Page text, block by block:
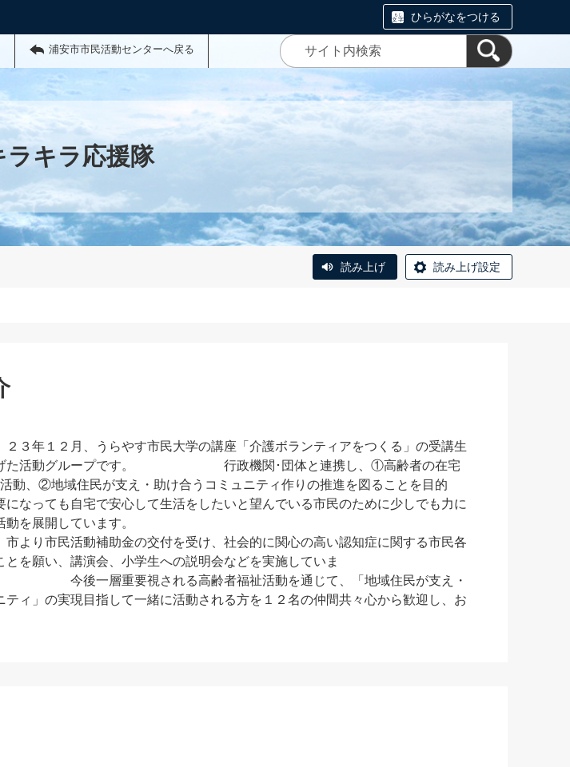
ひらがなをつける
浦安市市民活動センターへ戻る
ラキラ応援隊
読み上げ 読み上げ設定
３年１２月、うらやす市民大学の講座「介護ボランティアをつくる」の受講生
げた活動グループです。 行政機関･団体と連携し、①高齢者の在宅
動、②地域住民が支え・助け合うコミュニティ作りの推進を図ることを目的
になっても自宅で安心して生活をしたいと望んでいる市民のために少しでも力に
動を展開しています。
より市民活動補助金の交付を受け、社会的に関心の高い認知症に関する市民各
とを願い、講演会、小学生への説明会などを実施していま
要視される高齢者福祉活動を通じて、「地域住民が支え・
ティ」の実現目指して一緒に活動される方を１２名の仲間共々心から歓迎し、お